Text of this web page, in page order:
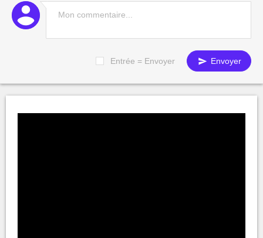
Entrée = Envoyer Envoyer